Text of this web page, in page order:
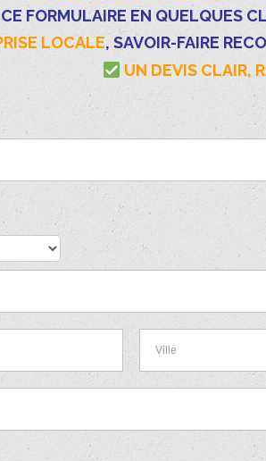
FORMULAIRE EN QUELQUES
LOCALE, SAVOIR-FAIRE
UN DEVIS CLAIR,